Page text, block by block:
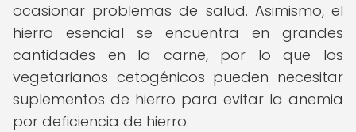
ocasionar problemas de salud. Asimismo, el
hierro esencial se encuentra en grandes
cantidades en la carne, por lo que los
vegetarianos cetogénicos pueden necesitar
suplementos de hierro para evitar la anemia
por deficiencia de hierro.